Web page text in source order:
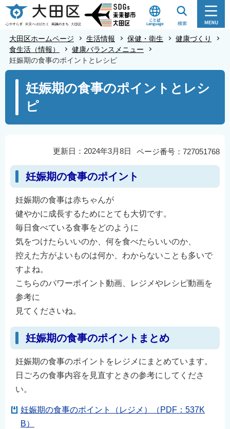
こ
の
の
大田区ホームページ 生活情報 保健・衛生
健康づくり
食生活（情報）
健康バランスメニュー
妊娠期の食事のポイントとレシピ
妊娠期の食事のポイントとレシ
ピ
ページ番号：727051768
更新日：2024年3月8日
妊娠期の食事のポイント
妊娠期の食事は赤ちゃんが
健やかに成長するためにとても大切です。
毎日食べている食事をどのように
気をつけたらいいのか、何を食べたらいいのか、
控えた方がよいものは何か、わからないことも多いで
すよね。
こちらのパワーポイント動画、レジメやレシピ動画を
参考に
見てくださいね。
妊娠期の食事のポイントまとめ
妊娠期の食事のポイントをレジメにまとめています。
日ごろの食事内容を見直すときの参考にしてくださ
い。
妊娠期の食事のポイント（レジメ）（PDF：537K
B）